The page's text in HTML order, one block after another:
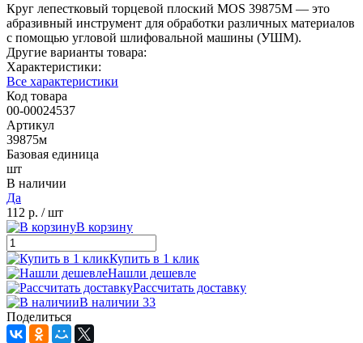
Круг лепестковый торцевой плоский MOS 39875М — это
абразивный инструмент для обработки различных материалов
с помощью угловой шлифовальной машины (УШМ).
Другие варианты товара:
Характеристики:
Все характеристики
Код товара
00-00024537
Артикул
39875м
Базовая единица
шт
В наличии
Да
112 р. / шт
В корзину
Купить в 1 клик
Нашли дешевле
Рассчитать доставку
В наличии 33
Поделиться